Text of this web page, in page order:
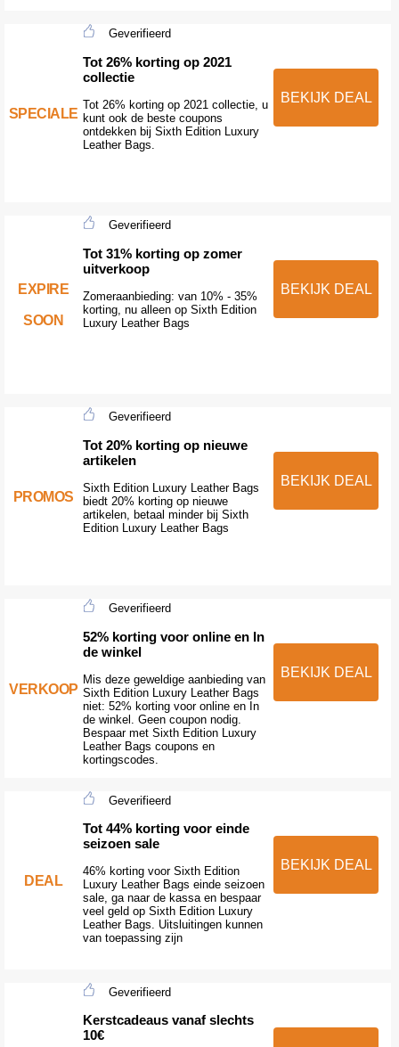
SPECIALE
Geverifieerd
Tot 26% korting op 2021
collectie
Tot 26% korting op 2021 collectie, u
kunt ook de beste coupons
ontdekken bij Sixth Edition Luxury
Leather Bags.
BEKIJK DEAL
EXPIRE
SOON
Geverifieerd
Tot 31% korting op zomer
uitverkoop
Zomeraanbieding: van 10% - 35%
korting, nu alleen op Sixth Edition
Luxury Leather Bags
BEKIJK DEAL
PROMOS
Geverifieerd
Tot 20% korting op nieuwe
artikelen
Sixth Edition Luxury Leather Bags
biedt 20% korting op nieuwe
artikelen, betaal minder bij Sixth
Edition Luxury Leather Bags
BEKIJK DEAL
VERKOOP
Geverifieerd
52% korting voor online en In
de winkel
Mis deze geweldige aanbieding van
Sixth Edition Luxury Leather Bags
niet: 52% korting voor online en In
de winkel. Geen coupon nodig.
Bespaar met Sixth Edition Luxury
Leather Bags coupons en
kortingscodes.
BEKIJK DEAL
DEAL
Geverifieerd
Tot 44% korting voor einde
seizoen sale
46% korting voor Sixth Edition
Luxury Leather Bags einde seizoen
sale, ga naar de kassa en bespaar
veel geld op Sixth Edition Luxury
Leather Bags. Uitsluitingen kunnen
van toepassing zijn
BEKIJK DEAL
Geverifieerd
Kerstcadeaus vanaf slechts
10€